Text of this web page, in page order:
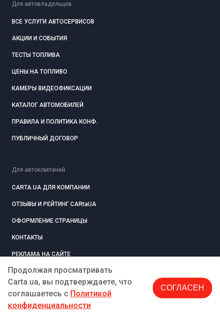
Продолжая просматривать
Carta.ua, вы подтверждаете, что
соглашаетесь c Политикой
конфиденциальности
СОГЛАСЕН
Для автовладельцев
ВСЕ УСЛУГИ АВТОСЕРВИСОВ
АКЦИИ И СОБЫТИЯ
ТЕСТЫ ТОПЛИВА
ЦЕНЫ НА ТОПЛИВО
КАМЕРЫ ВИДЕОФИКСАЦИИ
КАТАЛОГ АВТОМОБИЛЕЙ
ПРАВИЛА И ПОЛИТИКА КОНФ.
ПУБЛИЧНЫЙ ДОГОВОР
Для автокомпаний
CARTA.UA ДЛЯ КОМПАНИИ
ОТЗЫВЫ И РЕЙТИНГ CARtaUA
ОФОРМЛЕНИЕ СТРАНИЦЫ
КОНТАКТЫ
РЕКЛАМА НА САЙТЕ
РЕГИСТРАЦИЯ КОМПАНИЮ